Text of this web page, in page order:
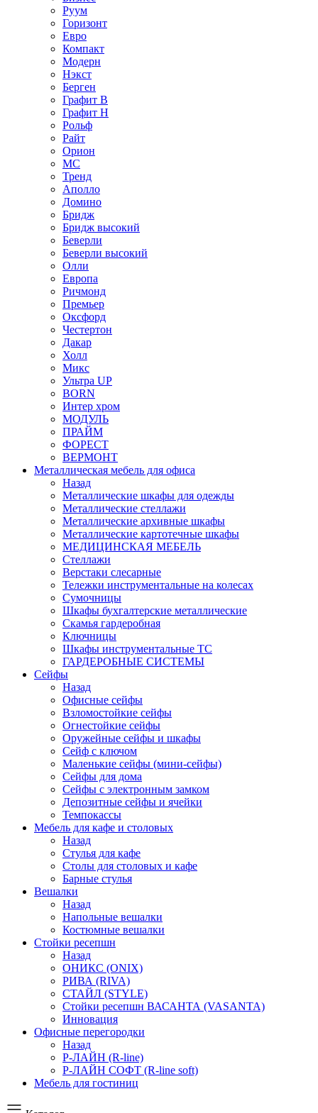
Руум
Горизонт
Евро
Компакт
Модерн
Нэкст
Берген
Графит В
Графит Н
Рольф
Райт
Орион
МС
Тренд
Аполло
Домино
Бридж
Бридж высокий
Беверли
Беверли высокий
Олли
Европа
Ричмонд
Премьер
Оксфорд
Честертон
Дакар
Холл
Микс
Ультра UP
BORN
Интер хром
МОДУЛЬ
ПРАЙМ
ФОРЕСТ
ВЕРМОНТ
Металлическая мебель для офиса
Назад
Металлические шкафы для одежды
Металлические стеллажи
Металлические архивные шкафы
Металлические картотечные шкафы
МЕДИЦИНСКАЯ МЕБЕЛЬ
Стеллажи
Верстаки слесарные
Тележки инструментальные на колесах
Сумочницы
Шкафы бухгалтерские металлические
Скамья гардеробная
Ключницы
Шкафы инструментальные ТС
ГАРДЕРОБНЫЕ СИСТЕМЫ
Сейфы
Назад
Офисные сейфы
Взломостойкие сейфы
Огнестойкие сейфы
Оружейные сейфы и шкафы
Сейф с ключом
Маленькие сейфы (мини-сейфы)
Сейфы для дома
Сейфы с электронным замком
Депозитные сейфы и ячейки
Темпокассы
Мебель для кафе и столовых
Назад
Стулья для кафе
Столы для столовых и кафе
Барные стулья
Вешалки
Назад
Напольные вешалки
Костюмные вешалки
Стойки ресепшн
Назад
ОНИКС (ONIX)
РИВА (RIVA)
СТАЙЛ (STYLE)
Стойки ресепшн ВАСАНТА (VASANTA)
Инновация
Офисные перегородки
Назад
Р-ЛАЙН (R-line)
Р-ЛАЙН СОФТ (R-line soft)
Мебель для гостиниц